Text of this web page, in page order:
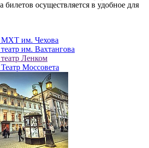
билетов осуществляется в удобное для
МХТ им. Чехова
им. Вахтангова
Ленком
Моссовета